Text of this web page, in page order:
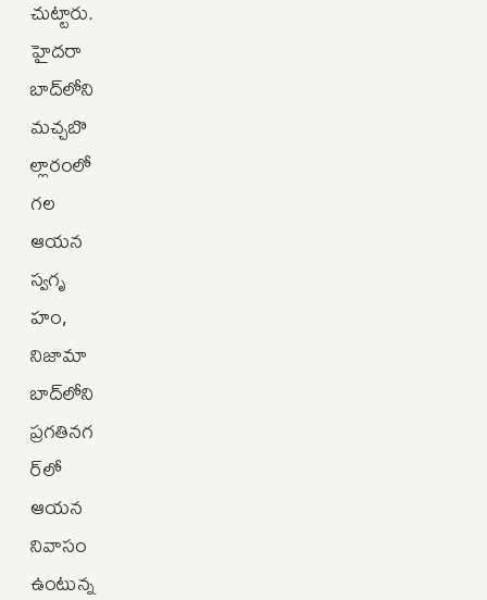
చుట్టారు.
హైదరా
బాద్‌లోని
మచ్చబొ
ల్లారంలో
గల
ఆయన
స్వగృ
హం,
నిజామా
బాద్‌లోని
ప్రగతినగ
ర్‌లో
ఆయన
నివాసం
ఉంటున్న